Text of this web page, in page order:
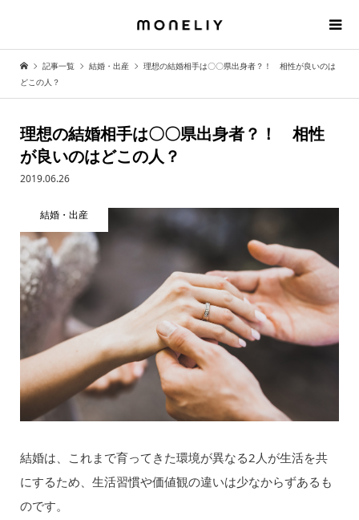
記事一覧 結婚・出産
理想の結婚相手は〇〇県出身者？！ 相性が良いのは
どこの人？
理想の結婚相手は〇〇県出身者？！ 相性
が良いのはどこの人？
2019.06.26
結婚・出産
結婚は、これまで育ってきた環境が異なる2人が生活を共
にするため、生活習慣や価値観の違いは少なからずあるも
のです。